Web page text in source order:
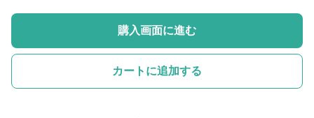
購入画面に進む
カートに追加する